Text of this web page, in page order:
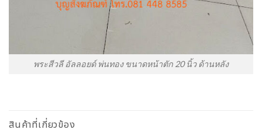
พระสีวลี อัลลอยด์ พ่นทอง ขนาดหน้าตัก 20 นิ้ว ด้านหลัง
สินค้าที่เกี่ยวข้อง